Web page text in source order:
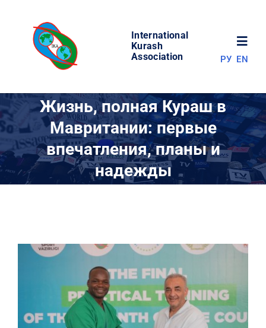
content
International
Kurash
Association
МИР КУРАША
ОБ АССОЦИАЦИИ
РЕЗУЛЬТАТЫ
РУ EN
Жизнь, полная Кураш в
Мавритании: первые
впечатления, планы и
надежды